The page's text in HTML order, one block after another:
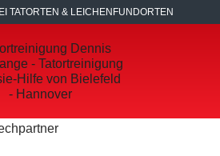
TATORTEN & LEICHENFUNDORTEN